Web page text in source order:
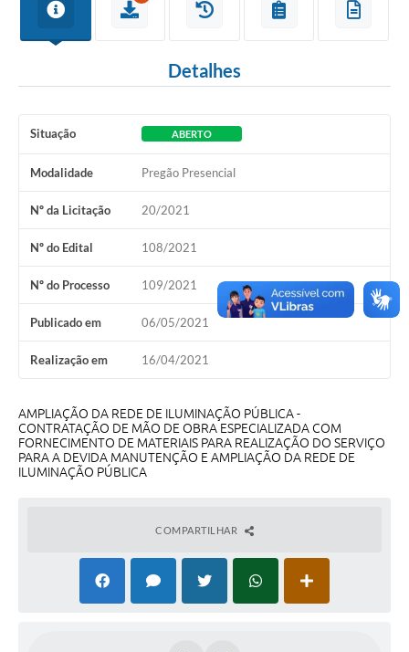
Ouvidoria
Conselhos
Plano Diretor de Tecnologia da Informação
Telefones Úteis
Sites utilitarios
Plantão Farmácias e Saúde
Coleta de exames laboratoriais
FAQ / Perguntas e Respostas Frequentes
Detalhes
Situação ABERTO
Modalidade Pregão Presencial
Nº da Licitação 20/2021
Nº do Edital 108/2021
Nº do Processo 109/2021
Publicado em 06/05/2021
Realização em 16/04/2021
AMPLIAÇÃO DA REDE DE ILUMINAÇÃO PÚBLICA -
CONTRATAÇÃO DE MÃO DE OBRA ESPECIALIZADA COM
FORNECIMENTO DE MATERIAIS PARA REALIZAÇÃO DO SERVIÇO
PARA A DEVIDA MANUTENÇÃO E AMPLIAÇÃO DA REDE DE
ILUMINAÇÃO PÚBLICA
COMPARTILHAR